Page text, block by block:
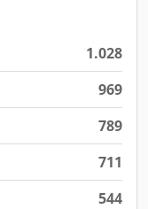
1.028
969
789
711
544